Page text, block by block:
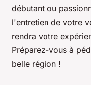
débutant ou
l'entretien de votre
rendra votre
Préparez-vous à
belle région !